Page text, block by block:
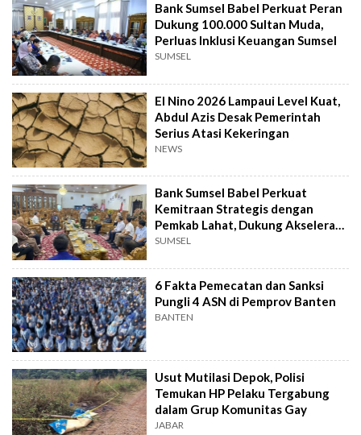
Bank Sumsel Babel Perkuat Peran
Dukung 100.000 Sultan Muda,
Perluas Inklusi Keuangan Sumsel
SUMSEL
El Nino 2026 Lampaui Level Kuat,
Abdul Azis Desak Pemerintah
Serius Atasi Kekeringan
NEWS
Bank Sumsel Babel Perkuat
Kemitraan Strategis dengan
Pemkab Lahat, Dukung Akselerasi
Ekonomi Daerah
SUMSEL
6 Fakta Pemecatan dan Sanksi
Pungli 4 ASN di Pemprov Banten
BANTEN
Usut Mutilasi Depok, Polisi
Temukan HP Pelaku Tergabung
dalam Grup Komunitas Gay
JABAR